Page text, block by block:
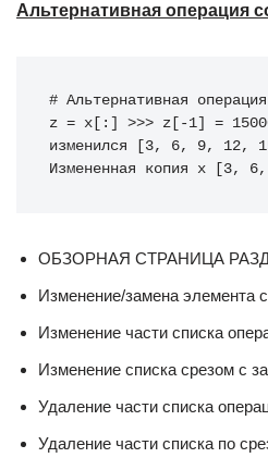
Альтернативная операция
# Альтернативная
z = x [:] >>> z -1 =
изменился
3, 6, 9, 12,
Измененная копия x
3, 6,
ОБЗОРНАЯ СТРАНИЦА
Изменение/замена элемента
Изменение части списка
Изменение списка срезом c
Удаление части списка
Удаление части списка по